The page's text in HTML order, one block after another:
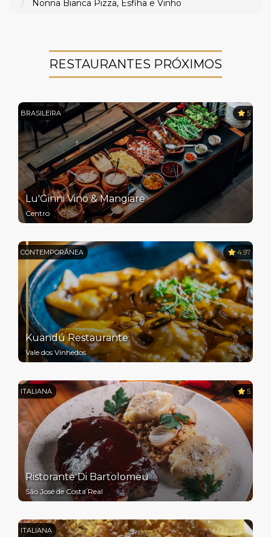
Nonna Bianca Pizza, Esfiha e Vinho
RESTAURANTES PRÓXIMOS
BRASILEIRA 5
Lu'Ginni Vino & Mangiare
Centro
CONTEMPORÂNEA 4.97
Kuandú Restaurante
Vale dos Vinhedos
ITALIANA 5
Ristorante Di Bartolomeu
São José de Costa Real
ITALIANA